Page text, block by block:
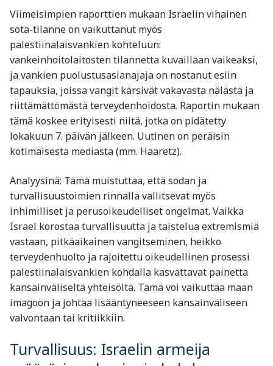
Viimeisimpien raporttien mukaan Israelin vihainen
sota-tilanne on vaikuttanut myös
palestiinalaisvankien kohteluun:
vankeinhoitolaitosten tilannetta kuvaillaan vaikeaksi,
ja vankien puolustusasianajaja on nostanut esiin
tapauksia, joissa vangit kärsivät vakavasta nälästä ja
riittämättömästä terveydenhoidosta. Raportin mukaan
tämä koskee erityisesti niitä, jotka on pidätetty
lokakuun 7. päivän jälkeen. Uutinen on peräisin
kotimaisesta mediasta (mm. Haaretz).
Analyysinä: Tämä muistuttaa, että sodan ja
turvallisuustoimien rinnalla vallitsevat myös
inhimilliset ja perusoikeudelliset ongelmat. Vaikka
Israel korostaa turvallisuutta ja taistelua extremismiä
vastaan, pitkäaikainen vangitseminen, heikko
terveydenhuolto ja rajoitettu oikeudellinen prosessi
palestiinalaisvankien kohdalla kasvattavat painetta
kansainväliseltä yhteisöltä. Tämä voi vaikuttaa maan
imagoon ja johtaa lisääntyneeseen kansainväliseen
valvontaan tai kritiikkiin.
Turvallisuus: Israelin armeija